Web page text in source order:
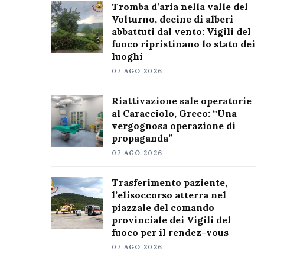
Tromba d’aria nella valle del
Volturno, decine di alberi
abbattuti dal vento: Vigili del
fuoco ripristinano lo stato dei
luoghi
07 AGO 2026
Riattivazione sale operatorie
al Caracciolo, Greco: “Una
vergognosa operazione di
propaganda”
07 AGO 2026
Trasferimento paziente,
l’elisoccorso atterra nel
piazzale del comando
provinciale dei Vigili del
fuoco per il rendez-vous
07 AGO 2026